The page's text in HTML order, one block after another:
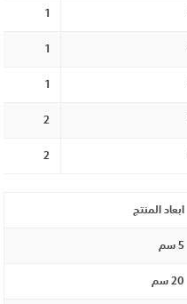
1
1
1
2
2
ابعاد المنتج
5 سم
20 سم